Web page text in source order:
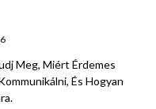
Meg, Miért Érdemes
És Hogyan